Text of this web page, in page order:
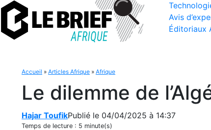
Avis
Éditoriaux
Accueil » Articles Afrique » Afrique
Le dilemme de
Hajar ToufikPublié le 04/04/2025 à 14:37
Temps de lecture : 5 minute(s)